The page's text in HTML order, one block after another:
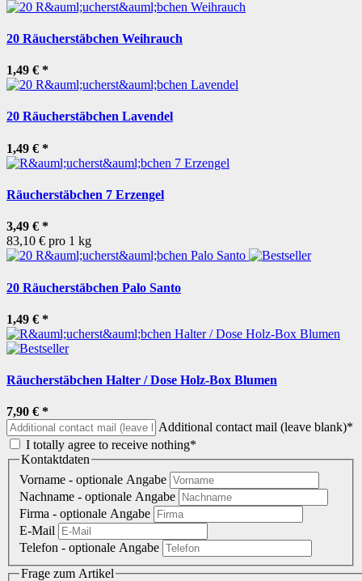
20 Räucherstäbchen Weihrauch
1,49 € *
20 Räucherstäbchen Lavendel
1,49 € *
Räucherstäbchen 7 Erzengel
3,49 € *
83,10 € pro 1 kg
20 Räucherstäbchen Palo Santo
1,49 € *
Räucherstäbchen Halter / Dose Holz-Box Blumen
7,90 € *
Additional contact mail (leave blank)*
I totally agree to receive nothing*
Kontaktdaten
Vorname - optionale Angabe
Nachname - optionale Angabe
Firma - optionale Angabe
E-Mail
Telefon - optionale Angabe
Frage zum Artikel